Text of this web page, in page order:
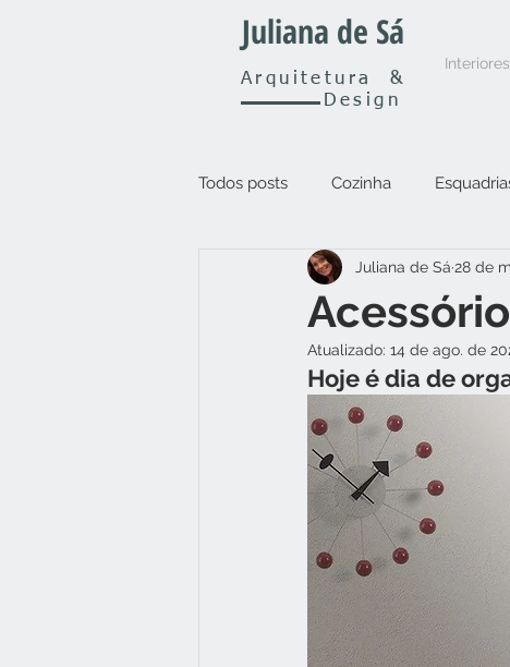
Juliana de Sá
Arquitetura&
Design
Interiores
Todos posts Cozinha
Juliana de Sá 28 de
Atualizado: 14 de ago. de
Hoje é dia de